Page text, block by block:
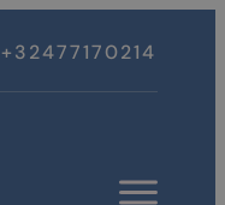
+32477170214
Open